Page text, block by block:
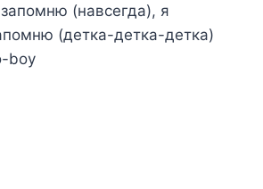
(навсегда), я
(детка-детка-детка)
boy